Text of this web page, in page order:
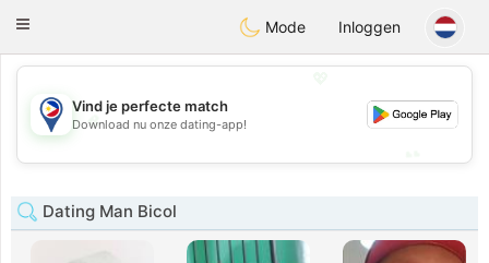
PhilippinesChat
Toggle
Mode Inloggen
💖
💕
Vind je perfecte match
Download nu onze dating-app!
Dating Man Bicol